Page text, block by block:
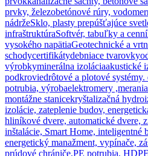
prvky, železobetónové rúry,
nádržeSklo, plasty prepúšťajúce
infraštruktúraSoftvér, tabuľky a
vysokého napätiaGeotechnické a
schodycertifikátydebniace tvarovky
výrobkyminerálna izoláciaakustické
podkroviedrôtové a plotové
potrubia, výrobaelektromery ,merania
montážne stanicekryštalizačná
izolácie, zateplenie budov,
hliníkové dvere, automatické dvere,
inštalácie, Smart Home, inteligentné
energetický manažment, vypínače,
prúdové chrániče,PE potrubia,